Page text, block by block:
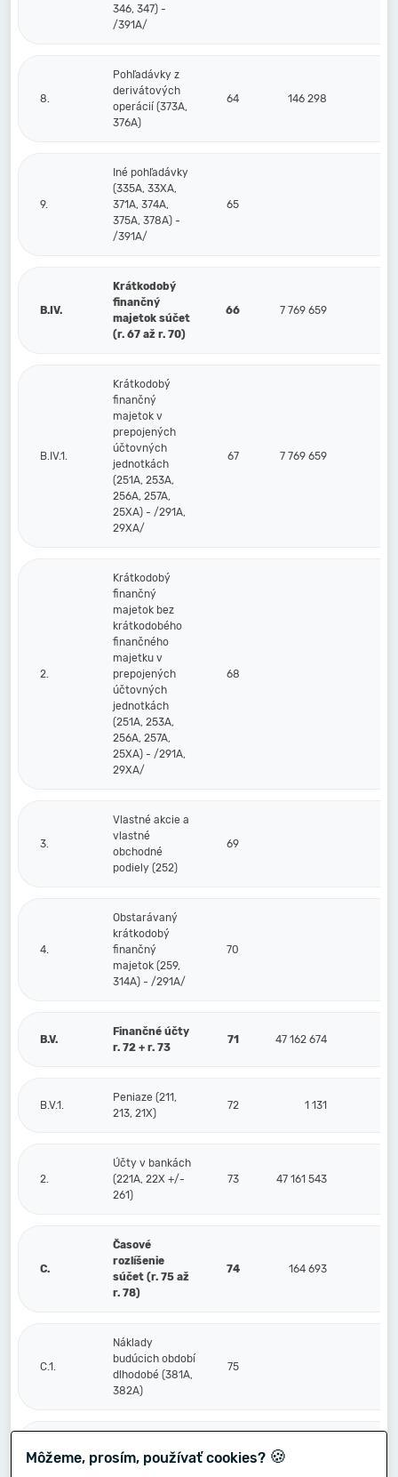
346, 347) -
/391A/
8.
Pohľadávky z
derivátových
operácií (373A,
376A)
64 146 298
9.
Iné pohľadávky
(335A, 33XA,
371A, 374A,
375A, 378A) -
/391A/
65
B.IV.
Krátkodobý
finančný
majetok súčet
(r. 67 až r. 70)
66 7 769 659
B.IV.1.
Krátkodobý
finančný
majetok v
prepojených
účtovných
jednotkách
(251A, 253A,
256A, 257A,
25XA) - /291A,
29XA/
67 7 769 659
2.
Krátkodobý
finančný
majetok bez
krátkodobého
finančného
majetku v
prepojených
účtovných
jednotkách
(251A, 253A,
256A, 257A,
25XA) - /291A,
29XA/
68
3.
Vlastné akcie a
vlastné
obchodné
podiely (252)
69
4.
Obstarávaný
krátkodobý
finančný
majetok (259,
314A) - /291A/
70
B.V.
Finančné účty
r. 72 + r. 73
71 47 162 674
B.V.1.
Peniaze (211,
213, 21X)
72 1 131
2.
Účty v bankách
(221A, 22X +/-
261)
73 47 161 543
C.
Časové
rozlíšenie
súčet (r. 75 až
r. 78)
74 164 693
C.1.
Náklady
budúcich období
dlhodobé (381A,
382A)
75
2.
budúcich období
76
Môžeme, prosím, používať cookies? 🍪